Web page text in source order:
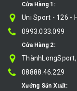
Cửa Hàng 1:
Uni Sport - 126 -
0993.033.099
Cửa Hàng 2:
ThànhLongSport,
08888.46.229
Xưởng Sản Xuất: